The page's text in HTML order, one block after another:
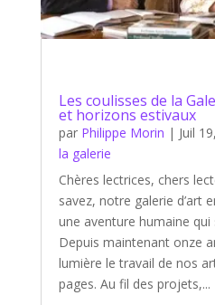
Les coulisses de la
et horizons estivaux
par Philippe Morin | Juil
la galerie
Chères lectrices, chers
savez, notre galerie d’art
une aventure humaine qui
Depuis maintenant onze
lumière le travail de nos
pages. Au fil des projets,...